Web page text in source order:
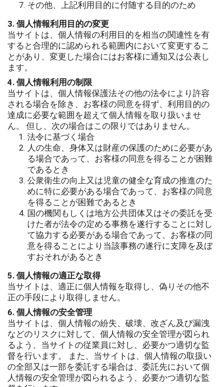
その他、上記利用目的に付随する目的のため
3. 個人情報利用目的の変更
当サイトは、個人情報の利用目的を相当の関連性を有
すると合理的に認められる範囲内において変更するこ
とがあり、変更した場合にはお客様に通知又は公表し
ます。
4. 個人情報利用の制限
当サイトは、個人情報保護法その他の法令により許容
される場合を除き、お客様の同意を得ず、利用目的の
達成に必要な範囲を超えて個人情報を取り扱いませ
ん。 但し、次の場合はこの限りではありません。
法令に基づく場合
人の生命、身体又は財産の保護のために必要があ
る場合であって、お客様の同意を得ることが困難
であるとき
公衆衛生の向上又は児童の健全な育成の推進のた
めに特に必要がある場合であって、お客様の同意
を得ることが困難であるとき
国の機関もしくは地方公共団体又はその委託を受
けた者が法令の定める事務を遂行することに対し
て協力する必要がある場合であって、お客様の同
意を得ることにより当該事務の遂行に支障を及ぼ
すおそれがあるとき
5. 個人情報の適正な取得
当サイトは、適正に個人情報を取得し、偽りその他不
正の手段により取得しません。
6. 個人情報の安全管理
当サイトは、個人情報の紛失、破壊、改ざん及び漏洩
などのリスクに対して、個人情報の安全管理が図られ
るよう、当サイトの従業員に対し、必要かつ適切な監
督を行います。 また、当サイトは、個人情報の取扱い
の全部又は一部を委託する場合は、委託先において個
人情報の安全管理が図られるよう、必要かつ適切な監